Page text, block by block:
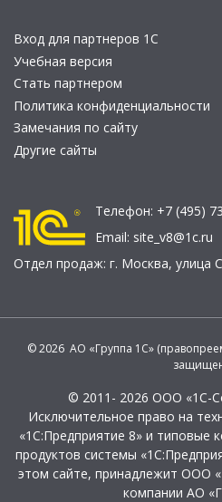
Вход для партнеров 1С
Учебная версия
Стать партнером
Политика конфиденциальности
Замечания по сайту
Другие сайты
Телефон: +7 (495)
Email: site_v8@1c.ru
Отдел продаж: г. Москва, улица
© 2026 АО «Группа 1С»
© 2011- 2026 ООО «1С-
Исключительное право на
«1С:Предприятие 8» и типовые
продуктов системы
этом сайте, принадлежит ООО
компании АО